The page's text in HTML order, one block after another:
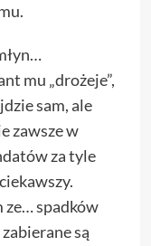
mu „drożeje”,
sam, ale
zawsze w
za tyle
spadków
są